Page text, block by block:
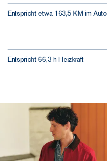
Entspricht etwa 163,5 KM im Auto
Entspricht 66,3 h Heizkraft